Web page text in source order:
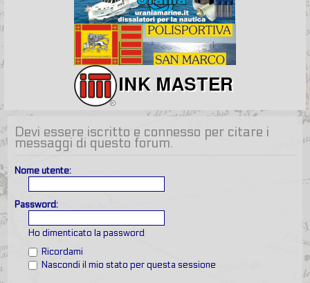
Devi essere iscritto e connesso per citare i
messaggi di questo forum.
Nome utente:
Password:
Ho dimenticato la password
Ricordami
Nascondi il mio stato per questa sessione